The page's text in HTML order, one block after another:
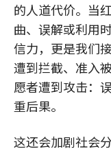
的人道代价。当
曲、误解或利用
信力，更是我们
遭到拦截、准入
愿者遭到攻击：
重后果。
这还会加剧社会